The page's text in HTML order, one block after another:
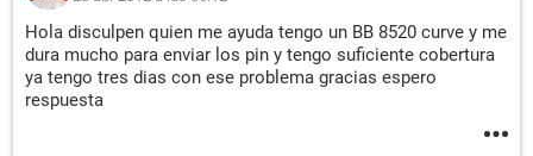
Hola disculpen quien me ayuda tengo un BB 8520 curve y me
dura mucho para enviar los pin y tengo suficiente cobertura
ya tengo tres dias con ese problema gracias espero
respuesta